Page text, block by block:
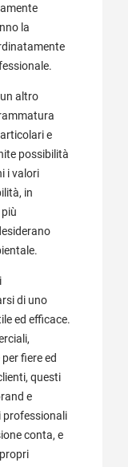
la
altro
e
possibilità
i valori
in
di uno
ed efficace.
fiere ed
questi
e
professionali
conta, e